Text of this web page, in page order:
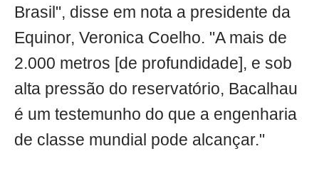
Brasil", disse em nota a presidente da
Equinor, Veronica Coelho. "A mais de
2.000 metros [de profundidade], e sob
alta pressão do reservatório, Bacalhau
é um testemunho do que a engenharia
de classe mundial pode alcançar."